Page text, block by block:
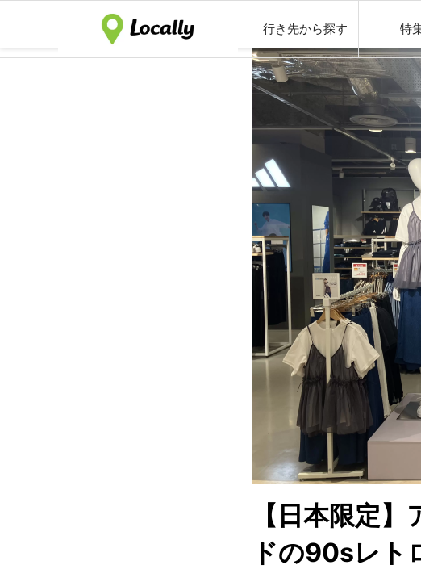
行き先から探す 特
【日本限定
ドの90sレト